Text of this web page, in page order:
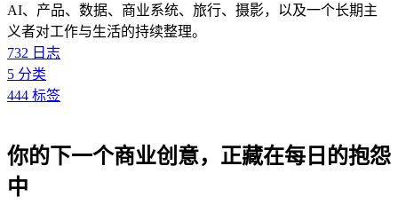
AI、产品、数据、商业系统、旅行、摄影，以及一个长期主
义者对工作与生活的持续整理。
732 日志
5 分类
444 标签
你的下一个商业创意，正藏在每日的抱怨
中